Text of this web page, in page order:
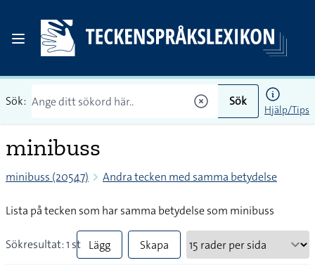
Sök: Sök
Hjälp/Tips
minibuss
minibuss (20547) Andra tecken med samma betydelse
Lista på tecken som har samma betydelse som minibuss
Sökresultat: 1 st Lägg
Skapa